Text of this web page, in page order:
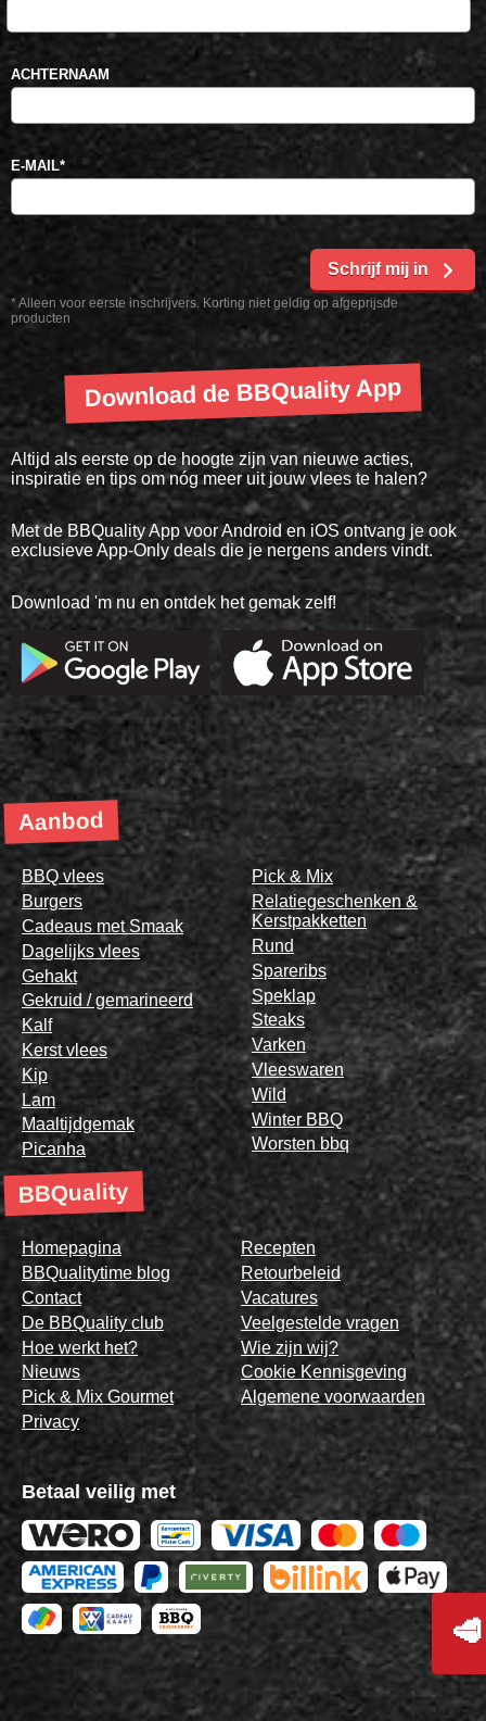
* Alleen voor eerste inschrijvers. Korting niet geldig op afgeprijsde
producten
ACHTERNAAM
E-MAIL*
Schrijf mij in
Download de BBQuality App
Altijd als eerste op de hoogte zijn van nieuwe acties,
inspiratie en tips om nóg meer uit jouw vlees te halen?
Met de BBQuality App voor Android en iOS ontvang je ook
exclusieve App-Only deals die je nergens anders vindt.
Download 'm nu en ontdek het gemak zelf!
Aanbod
BBQ vlees
Burgers
Cadeaus met Smaak
Dagelijks vlees
Gehakt
Gekruid / gemarineerd
Kalf
Kerst vlees
Kip
Lam
Maaltijdgemak
Picanha
Pick & Mix
Relatiegeschenken &
Kerstpakketten
Rund
Spareribs
Speklap
Steaks
Varken
Vleeswaren
Wild
Winter BBQ
Worsten bbq
BBQuality
Homepagina
BBQualitytime blog
Contact
De BBQuality club
Hoe werkt het?
Nieuws
Pick & Mix Gourmet
Privacy
Recepten
Retourbeleid
Vacatures
Veelgestelde vragen
Wie zijn wij?
Cookie Kennisgeving
Algemene voorwaarden
Betaal veilig met
🥩